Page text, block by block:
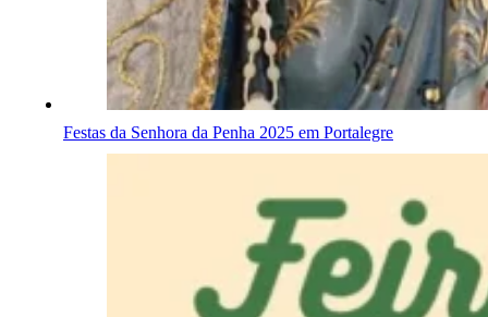
Festas da Senhora da Penha 2025 em Portalegre